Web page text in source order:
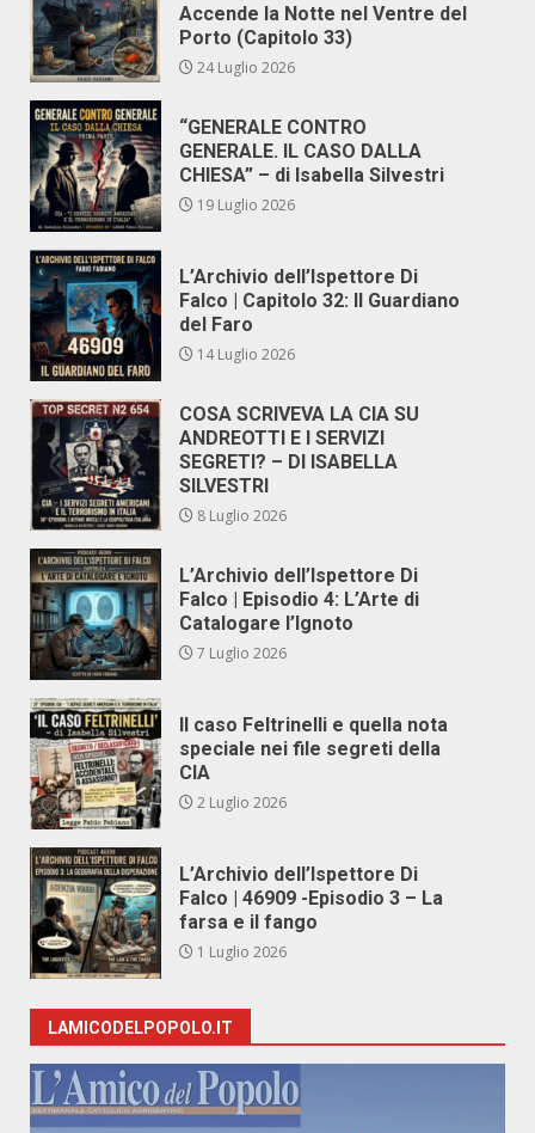
Accende la Notte nel Ventre del
Porto (Capitolo 33)
24 Luglio 2026
“GENERALE CONTRO
GENERALE. IL CASO DALLA
CHIESA” – di Isabella Silvestri
19 Luglio 2026
L’Archivio dell’Ispettore Di
Falco | Capitolo 32: Il Guardiano
del Faro
14 Luglio 2026
COSA SCRIVEVA LA CIA SU
ANDREOTTI E I SERVIZI
SEGRETI? – DI ISABELLA
SILVESTRI
8 Luglio 2026
L’Archivio dell’Ispettore Di
Falco | Episodio 4: L’Arte di
Catalogare l’Ignoto
7 Luglio 2026
Il caso Feltrinelli e quella nota
speciale nei file segreti della
CIA
2 Luglio 2026
L’Archivio dell’Ispettore Di
Falco | 46909 -Episodio 3 – La
farsa e il fango
1 Luglio 2026
LAMICODELPOPOLO.IT